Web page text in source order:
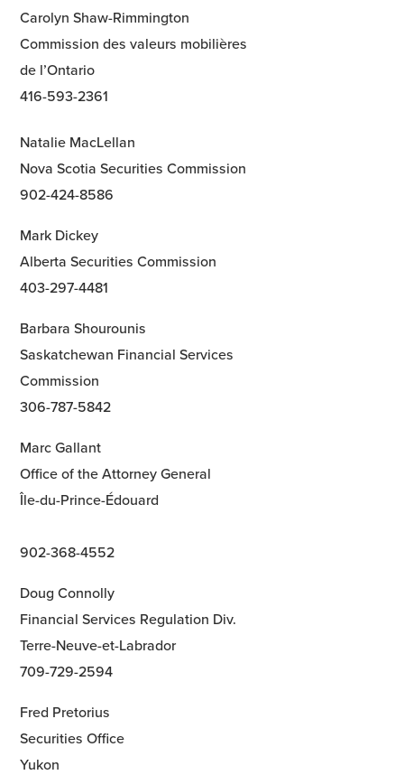
Carolyn Shaw-Rimmington
Commission des valeurs mobilières
de l’Ontario
416-593-2361
Natalie MacLellan
Nova Scotia Securities Commission
902-424-8586
Mark Dickey
Alberta Securities Commission
403-297-4481
Barbara Shourounis
Saskatchewan Financial Services
Commission
306-787-5842
Marc Gallant
Office of the Attorney General
Île-du-Prince-Édouard
902-368-4552
Doug Connolly
Financial Services Regulation Div.
Terre-Neuve-et-Labrador
709-729-2594
Fred Pretorius
Securities Office
Yukon